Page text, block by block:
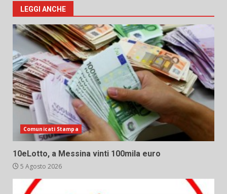
LEGGI ANCHE
Comunicati Stampa
10eLotto, a Messina vinti 100mila euro
5 Agosto 2026